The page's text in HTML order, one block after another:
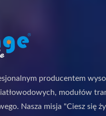
producentem
modułów
Nasza misja "Ciesz się